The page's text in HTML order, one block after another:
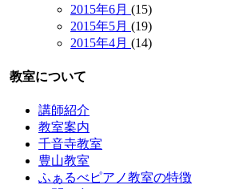
2015年6月 (15)
2015年5月 (19)
2015年4月 (14)
教室について
講師紹介
教室案内
千音寺教室
豊山教室
ふぁるべピアノ教室の特徴